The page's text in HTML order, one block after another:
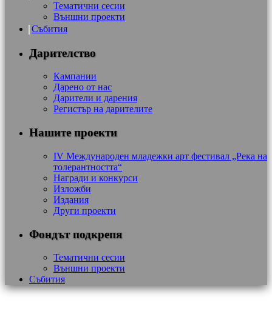
Тематични сесии
Външни проекти
Събития
Дарителство
Кампании
Дарено от нас
Дарители и дарения
Регистър на дарителите
Нашите проекти
IV Международен младежки арт фестивал „Река на
толерантността“
Награди и конкурси
Изложби
Издания
Други проекти
Фондът подкрепя
Тематични сесии
Външни проекти
Събития